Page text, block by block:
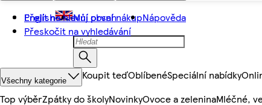
Přejít na hlavní obsah
Přeskočit na vyhledávání
English Můj první nákupNápověda
Všechny kategorie Koupit teďOblíbenéSpeciální nabídky
Top výběrZpátky do školyNovinkyOvoce a zeleninaMléčné,